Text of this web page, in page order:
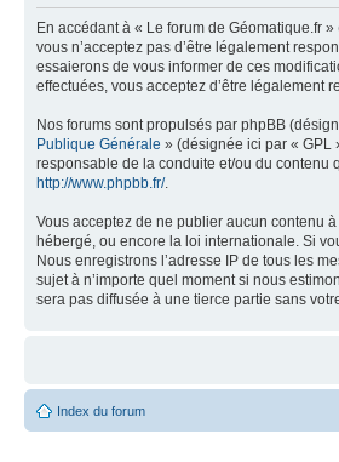
En accédant à « Le forum de Géomatique.fr
vous n’acceptez pas d’être légalement
essaierons de vous informer de ces
effectuées, vous acceptez d’être légalement
Nos forums sont propulsés par phpBB
Publique Générale » (désignée ici par « GPL
responsable de la conduite et/ou du contenu
http://www.phpbb.fr/.
Vous acceptez de ne publier aucun contenu
hébergé, ou encore la loi internationale. Si
Nous enregistrons l’adresse IP de tous les
sujet à n’importe quel moment si nous
sera pas diffusée à une tierce partie sans
Index du forum